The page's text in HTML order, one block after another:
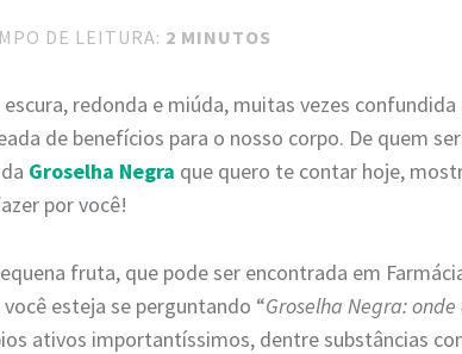
DE LEITURA: 2 MINUTOS
escura, redonda e miúda, muitas vezes
de benefícios para o nosso corpo. De quem
Groselha Negra que quero te contar hoje,
por você!
fruta, que pode ser encontrada em
você esteja se perguntando “Groselha Negra:
ativos importantíssimos, dentre substâncias